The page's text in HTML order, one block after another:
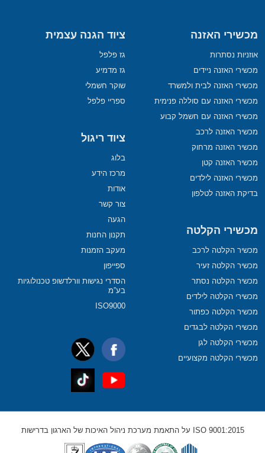
מכשירי האזנה
אוזניות נסתרות
מכשירי האזנה ניידים
מכשירי האזנה לבית ולמשרד
מכשירי האזנה עם סוללה פנימית
מכשירי האזנה עם חשמל קבוע
מכשיר האזנה לרכב
מכשיר האזנה מרחוק
מכשיר האזנה קטן
מכשירי האזנה לילדים
בדיקת האזנה לטלפון
מכשירי הקלטה
מכשיר הקלטה לרכב
מכשיר הקלטה זעיר
מכשיר הקלטה נסתר
מכשירי הקלטה לילדים
מכשיר הקלטה כפתור
מכשירי הקלטה לבגדים
מכשירי הקלטה לגן
מכשירי הקלטה מקצועיים
ציוד הגנה עצמית
גז פלפל
גז מדמיע
שוקר חשמלי
ספריי פלפל
ציוד ריגול
בלוג
מרכז הידע
אודות
צור קשר
הגעה
תקנון החנות
מעקב הזמנות
ספייפון
הסדרי נגישות וורלדשופ טכנולוגיות
בע”מ
ISO9000
ISO 9001:2015 על התאמת מערכת ניהול האיכות של הארגון בדרישות